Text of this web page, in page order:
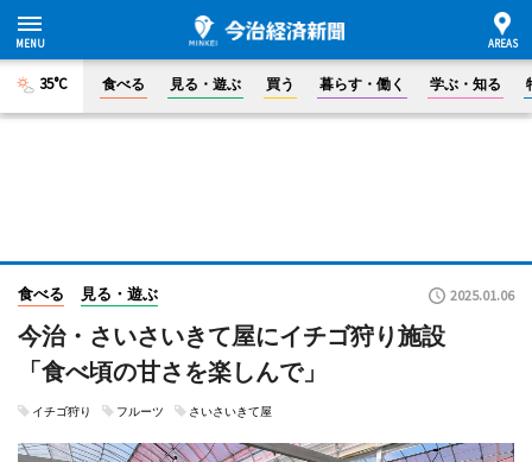
35°C 食べる 見る・遊ぶ 買う 暮らす・働く 学ぶ・知る
食べる 見る・遊ぶ 2025.01.06
今治・さいさいきて屋にイチゴ狩り施設
「食べ頃の甘さを楽しんで」
イチゴ狩り フルーツ さいさいきて屋